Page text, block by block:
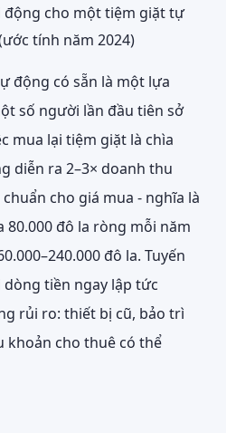
động cho một tiệm giặt tự
tính năm 2024)
động có sẵn là một lựa
số người lần đầu tiên sở
mua lại tiệm giặt là chìa
diễn ra2–3× doanh thu
chuẩn cho giá mua - nghĩa là
đô la ròng mỗi năm
đô la. Tuyến
tiền ngay lập tức
rủi ro: thiết bị cũ, bảo trì
khoản cho thuê có thể